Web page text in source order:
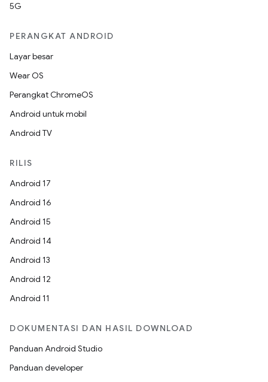
5G
PERANGKAT ANDROID
Layar besar
Wear OS
Perangkat ChromeOS
Android untuk mobil
Android TV
RILIS
Android 17
Android 16
Android 15
Android 14
Android 13
Android 12
Android 11
DOKUMENTASI DAN HASIL DOWNLOAD
Panduan Android Studio
Panduan developer